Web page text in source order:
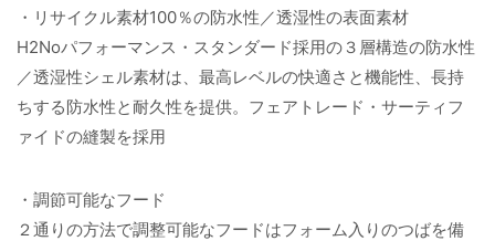
・リサイクル素材100％の防水性／透湿性の表面素材
H2Noパフォーマンス・スタンダード採用の３層構造の防水性
／透湿性シェル素材は、最高レベルの快適さと機能性、長持
ちする防水性と耐久性を提供。フェアトレード・サーティフ
ァイドの縫製を採用
・調節可能なフード
２通りの方法で調整可能なフードはフォーム入りのつばを備